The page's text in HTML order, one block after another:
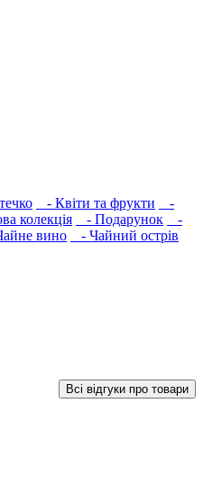
- Квіти та фрукти
-
колекція - Подарунок
-
вино
- Чайний острів
Всі відгуки про товари